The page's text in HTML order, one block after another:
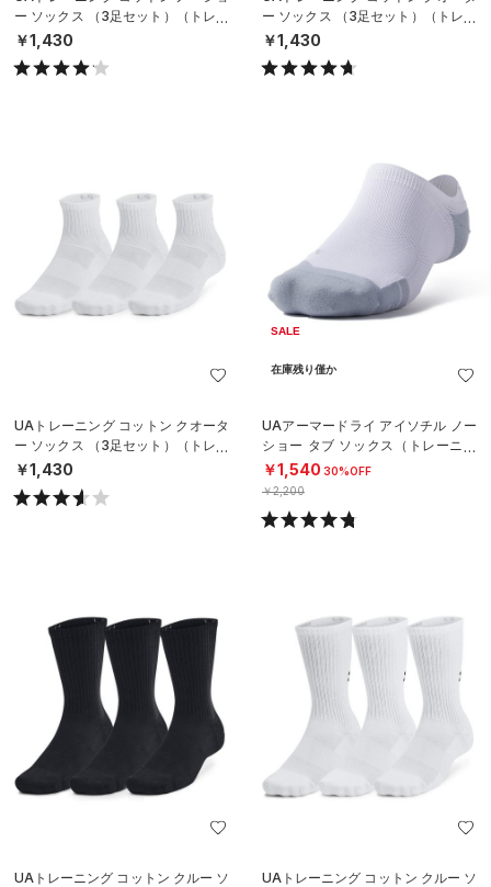
ー ソックス （3足セット）（トレー
ニング/UNISEX）
￥1,430
ー ソックス （3足セット）（トレー
ニング/UNISEX）
￥1,430
UAトレーニング コットン クオータ
ー ソックス （3足セット）（トレー
ニング/UNISEX）
￥1,430
SALE
在庫残り僅か
UAアーマードライ アイソチル ノー
ショー タブ ソックス（トレーニン
グ/UNISEX）
￥1,540 30%OFF
￥2,200
UAトレーニング コットン クルー ソ
UAトレーニング コットン クルー ソ